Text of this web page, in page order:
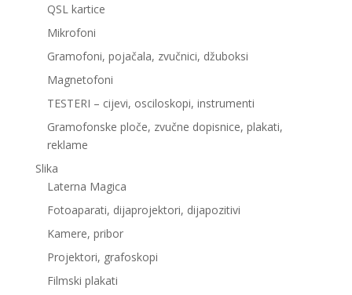
QSL kartice
Mikrofoni
Gramofoni, pojačala, zvučnici, džuboksi
Magnetofoni
TESTERI – cijevi, osciloskopi, instrumenti
Gramofonske ploče, zvučne dopisnice, plakati,
reklame
Slika
Laterna Magica
Fotoaparati, dijaprojektori, dijapozitivi
Kamere, pribor
Projektori, grafoskopi
Filmski plakati